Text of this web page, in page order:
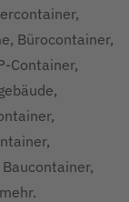
Bürocontainer,
Container,